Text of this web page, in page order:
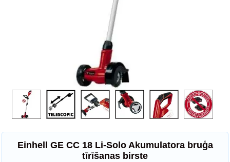
Einhell GE CC 18 Li-Solo Akumulatora bruģa
tīrīšanas birste